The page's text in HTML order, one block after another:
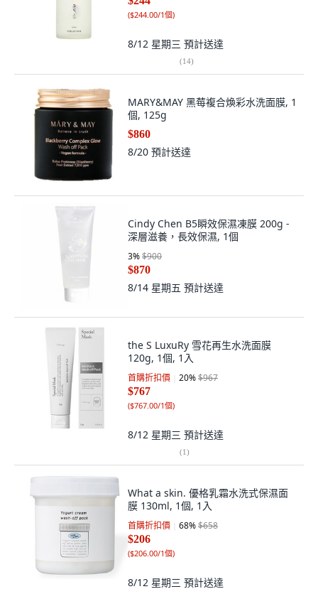
($244.00/1個)
8/12 星期三 預計送達
(14)
MARY&MAY 黑莓複合煥彩水洗面膜, 1
個, 125g
$860
8/20 預計送達
Cindy Chen B5瞬效保濕凍膜 200g -
深層滋養，長效保濕, 1個
3%$900
$870
8/14 星期五 預計送達
the S LuxuRy 雪花再生水洗面膜
120g, 1個, 1入
首購折扣價 20%$967
$767
($767.00/1個)
8/12 星期三 預計送達
(1)
What a skin. 優格乳霜水洗式保濕面
膜 130ml, 1個, 1入
首購折扣價 68%$658
$206
($206.00/1個)
8/12 星期三 預計送達